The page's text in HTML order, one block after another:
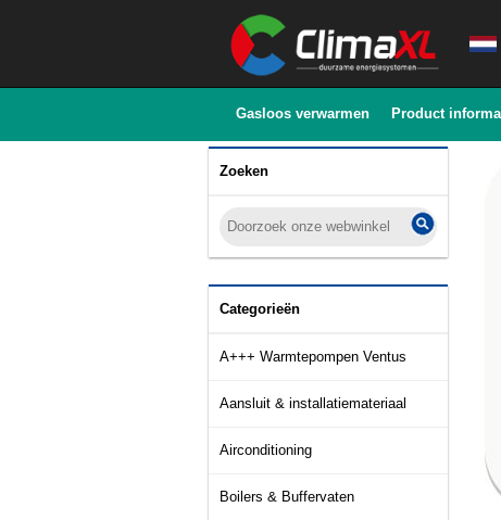
Gasloos verwarmen Product
Zoeken
Categorieën
A+++ Warmtepompen Ventus
Aansluit & installatiemateriaal
Airconditioning
Boilers & Buffervaten